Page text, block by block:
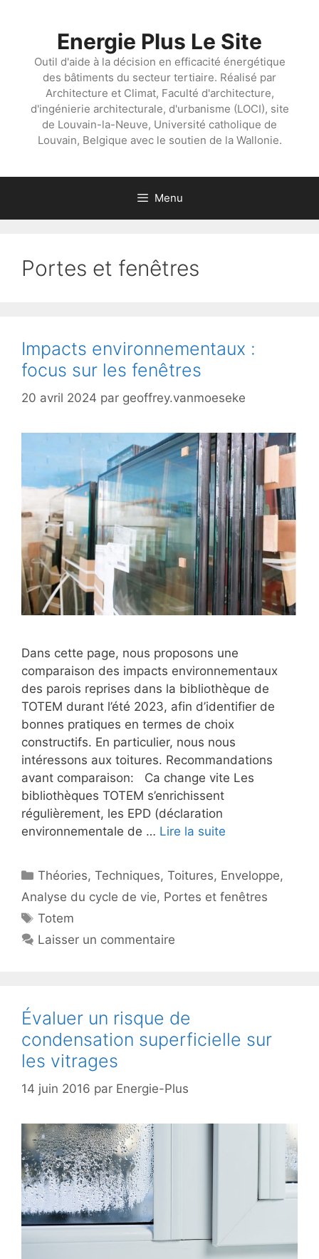
Energie Plus Le Site
Outil d'aide à la décision en efficacité énergétique
des bâtiments du secteur tertiaire. Réalisé par
Architecture et Climat, Faculté d'architecture,
d'ingénierie architecturale, d'urbanisme (LOCI), site
de Louvain-la-Neuve, Université catholique de
Louvain, Belgique avec le soutien de la Wallonie.
Menu
Portes et fenêtres
Impacts environnementaux :
focus sur les fenêtres
20 avril 2024 par geoffrey.vanmoeseke
Dans cette page, nous proposons une
comparaison des impacts environnementaux
des parois reprises dans la bibliothèque de
TOTEM durant l’été 2023, afin d’identifier de
bonnes pratiques en termes de choix
constructifs. En particulier, nous nous
intéressons aux toitures. Recommandations
avant comparaison: Ca change vite Les
bibliothèques TOTEM s’enrichissent
régulièrement, les EPD (déclaration
environnementale de … Lire la suite
Catégories
Théories,Techniques,Toitures, Enveloppe,
Analyse du cycle de vie, Portes et fenêtres
Étiquettes
Totem
Laisser un commentaire
Évaluer un risque de
condensation superficielle sur
les vitrages
14 juin 2016 par Energie-Plus